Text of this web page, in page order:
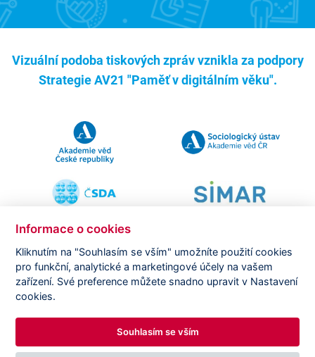
Vizuální podoba tiskových zpráv vznikla za podpory
Strategie AV21 "Paměť v digitálním věku".
Copyright © CVVM | Právní ujednání| Nastavení cookies
Prohlášení o zpracování osobních údajů
Informace o cookies
Kliknutím na "Souhlasím se vším" umožníte použití cookies
pro funkční, analytické a marketingové účely na vašem
zařízení. Své preference můžete snadno upravit v Nastavení
cookies.
Souhlasím se vším